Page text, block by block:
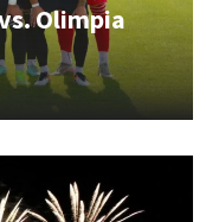
Olimpia